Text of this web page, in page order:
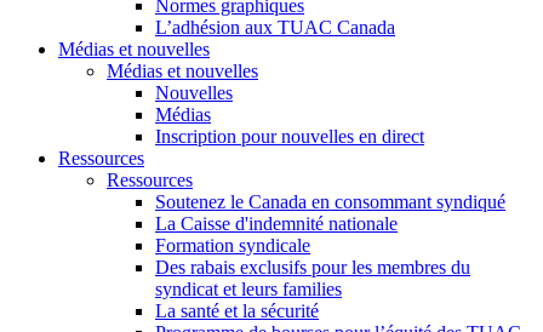
Normes graphiques
L’adhésion aux TUAC Canada
Médias et nouvelles
Médias et nouvelles
Nouvelles
Médias
Inscription pour nouvelles en direct
Ressources
Ressources
Soutenez le Canada en consommant syndiqué
La Caisse d'indemnité nationale
Formation syndicale
Des rabais exclusifs pour les membres du
syndicat et leurs families
La santé et la sécurité